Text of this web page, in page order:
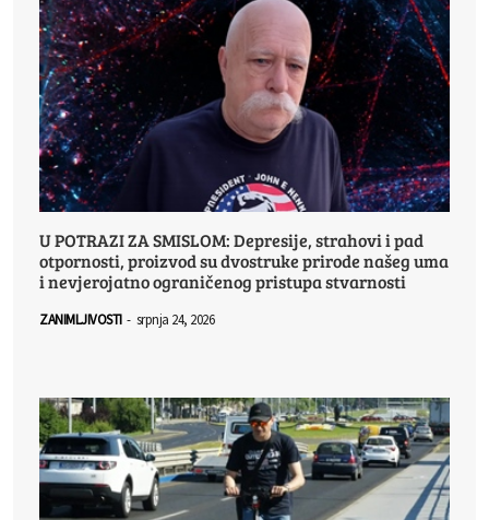
U POTRAZI ZA SMISLOM: Depresije, strahovi i pad
otpornosti, proizvod su dvostruke prirode našeg uma
i nevjerojatno ograničenog pristupa stvarnosti
ZANIMLJIVOSTI - srpnja 24, 2026